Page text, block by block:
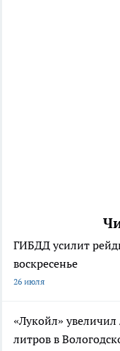
ГИБДД усилит
воскресенье
26 июля
«Лукойл»
литров в